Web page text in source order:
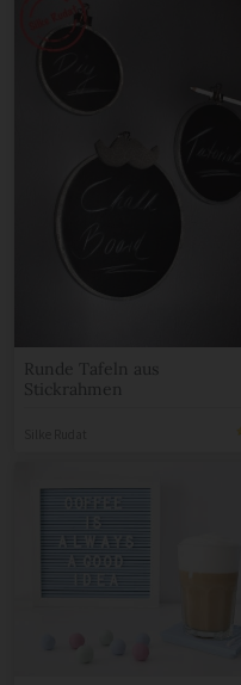
Runde Tafeln aus
Stickrahmen